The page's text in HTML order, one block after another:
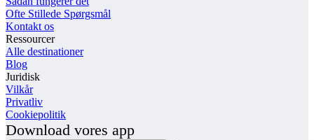
Ofte Stillede Spørgsmål
Kontakt os
Ressourcer
Alle destinationer
Blog
Juridisk
Vilkår
Privatliv
Cookiepolitik
Download vores app